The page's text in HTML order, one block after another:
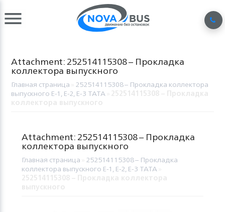
Attachment: 252514115308 – Прокладка
коллектора выпускного
Главная страница 252514115308 – Прокладка коллектора
выпускного Е-1, Е-2, Е-3 TATA
Attachment: 252514115308 – Прокладка
коллектора выпускного
Главная страница 252514115308 – Прокладка
коллектора выпускного Е-1, Е-2, Е-3 TATA»